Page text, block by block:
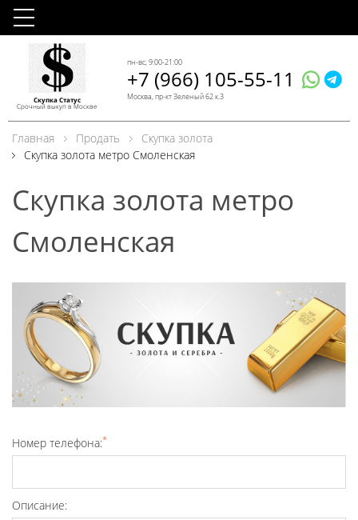
Скупка Статус
Срочный выкуп в Москве
пн-вс, 9:00-21:00
+7 (966) 105-55-11
Москва, пр-кт Зеленый 62 к.3
Главная Продать
Скупка золота
Скупка золота метро Смоленская
Скупка золота метро
Смоленская
Номер телефона:*
Описание: